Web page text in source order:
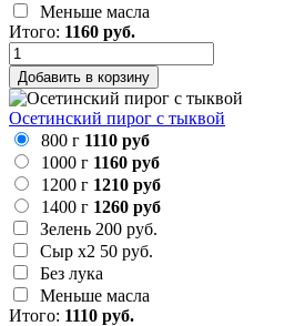
Меньше масла
Итого: 1160 руб.
Добавить в корзину
Осетинский пирог с тыквой
800 г 1110 руб
1000 г 1160 руб
1200 г 1210 руб
1400 г 1260 руб
Зелень 200 руб.
Сыр х2 50 руб.
Без лука
Меньше масла
Итого: 1110 руб.